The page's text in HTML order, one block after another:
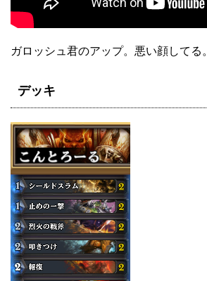
ガロッシュ君のアップ。悪い顔してる。
デッキ